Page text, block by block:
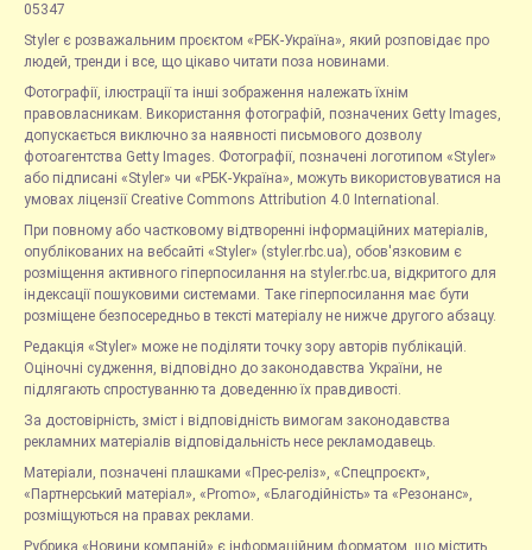
05347
Styler є розважальним проєктом «РБК-Україна», який розповідає про
людей, тренди і все, що цікаво читати поза новинами.
Фотографії, ілюстрації та інші зображення належать їхнім
правовласникам. Використання фотографій, позначених Getty Images,
допускається виключно за наявності письмового дозволу
фотоагентства Getty Images. Фотографії, позначені логотипом «Styler»
або підписані «Styler» чи «РБК-Україна», можуть використовуватися на
умовах ліцензії Creative Commons Attribution 4.0 International.
При повному або частковому відтворенні інформаційних матеріалів,
опублікованих на вебсайті «Styler» (styler.rbc.ua), обов'язковим є
розміщення активного гіперпосилання на styler.rbc.ua, відкритого для
індексації пошуковими системами. Таке гіперпосилання має бути
розміщене безпосередньо в тексті матеріалу не нижче другого абзацу.
Редакція «Styler» може не поділяти точку зору авторів публікацій.
Оціночні судження, відповідно до законодавства України, не
підлягають спростуванню та доведенню їх правдивості.
За достовірність, зміст і відповідність вимогам законодавства
рекламних матеріалів відповідальність несе рекламодавець.
Матеріали, позначені плашками «Прес-реліз», «Спецпроєкт»,
«Партнерський матеріал», «Promo», «Благодійність» та «Резонанс»,
розміщуються на правах реклами.